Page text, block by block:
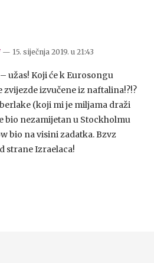
— 15. siječnja 2019. u 21:43
užas! Koji će k Eurosongu
zvijezde izvučene iz naftalina!?!?
(koji mi je miljama draži
bio nezamijetan u Stockholmu
bio na visini zadatka. Bzvz
strane Izraelaca!